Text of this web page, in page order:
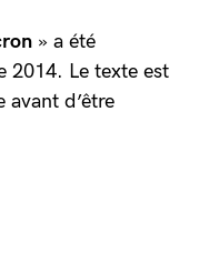
» a été
2014. Le texte est
d’être